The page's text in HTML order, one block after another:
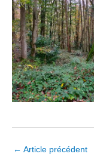
Navigation
← Article précédent